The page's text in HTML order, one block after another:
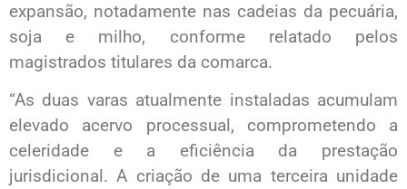
expansão, notadamente nas cadeias da pecuária,
soja e milho, conforme relatado pelos
magistrados titulares da comarca.
“As duas varas atualmente instaladas acumulam
elevado acervo processual, comprometendo a
celeridade e a eficiência da prestação
jurisdicional. A criação de uma terceira unidade